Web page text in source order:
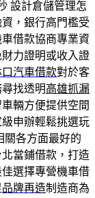
設計倉儲管理怎
，銀行高門檻受
借款協商專業資
財力證明或收入證
口汽車借款對於客
找透明高雄抓漏
輛方便提供空間
申辦輕鬆挑選玩
關各方面最好的
當鋪借款，打造
佳選擇專營機車借
品牌再造制造商為